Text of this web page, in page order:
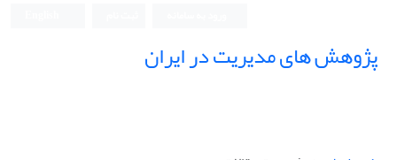
پژوهش های مدیریت در ایران